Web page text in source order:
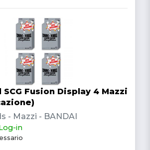
SCG Fusion Display 4 Mazzi
- Mazzi - BANDAI
in